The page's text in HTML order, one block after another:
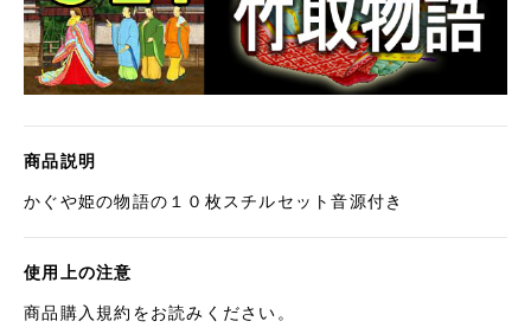
商品説明
かぐや姫の物語の１０枚スチルセット音源付き
使用上の注意
商品購入規約をお読みください。